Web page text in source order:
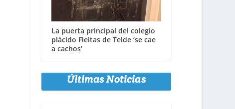
La puerta principal del colegio
plácido Fleitas de Telde ‘se cae
a cachos’
Últimas Noticias